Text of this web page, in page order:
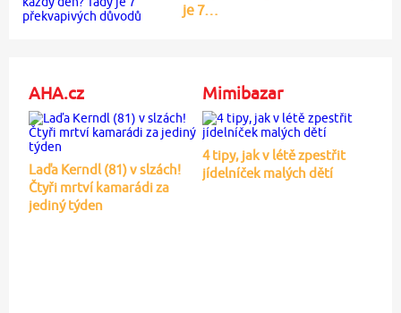
je 7…
AHA.cz
Laďa Kerndl (81) v slzách!
Čtyři mrtví kamarádi za
jediný týden
Mimibazar
4 tipy, jak v létě zpestřit
jídelníček malých dětí